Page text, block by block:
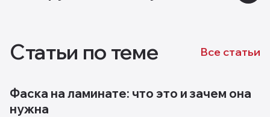
Статьи по теме Все статьи
Фаска на ламинате: что это и зачем она
нужна